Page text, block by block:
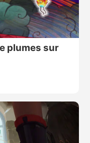
plumes sur